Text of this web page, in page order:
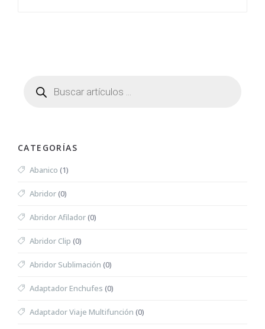
CATEGORÍAS
Abanico (1)
Abridor(0)
Abridor Afilador(0)
Abridor Clip (0)
Abridor Sublimación (0)
Adaptador Enchufes (0)
Adaptador Viaje Multifunción (0)